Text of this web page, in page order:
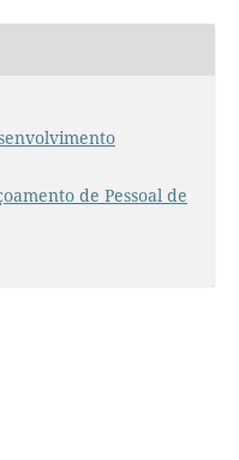
de Pessoal de